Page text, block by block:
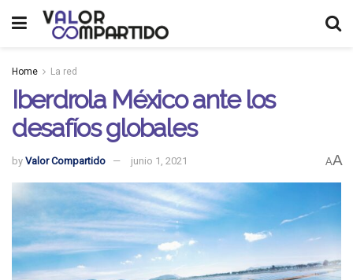
Home La red
Iberdrola México ante los
desafíos globales
by Valor Compartido junio 1, 2021 AA